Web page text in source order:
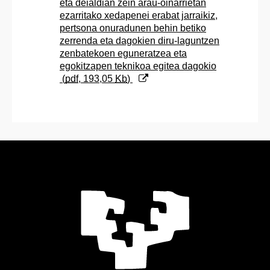
eta deialdian zein arau-oinarrietan
ezarritako xedapenei erabat jarraikiz,
pertsona onuradunen behin betiko
zerrenda eta dagokien diru-laguntzen
zenbatekoen eguneratzea eta
egokitzapen teknikoa egitea dagokio
(pdf, 193,05 Kb)